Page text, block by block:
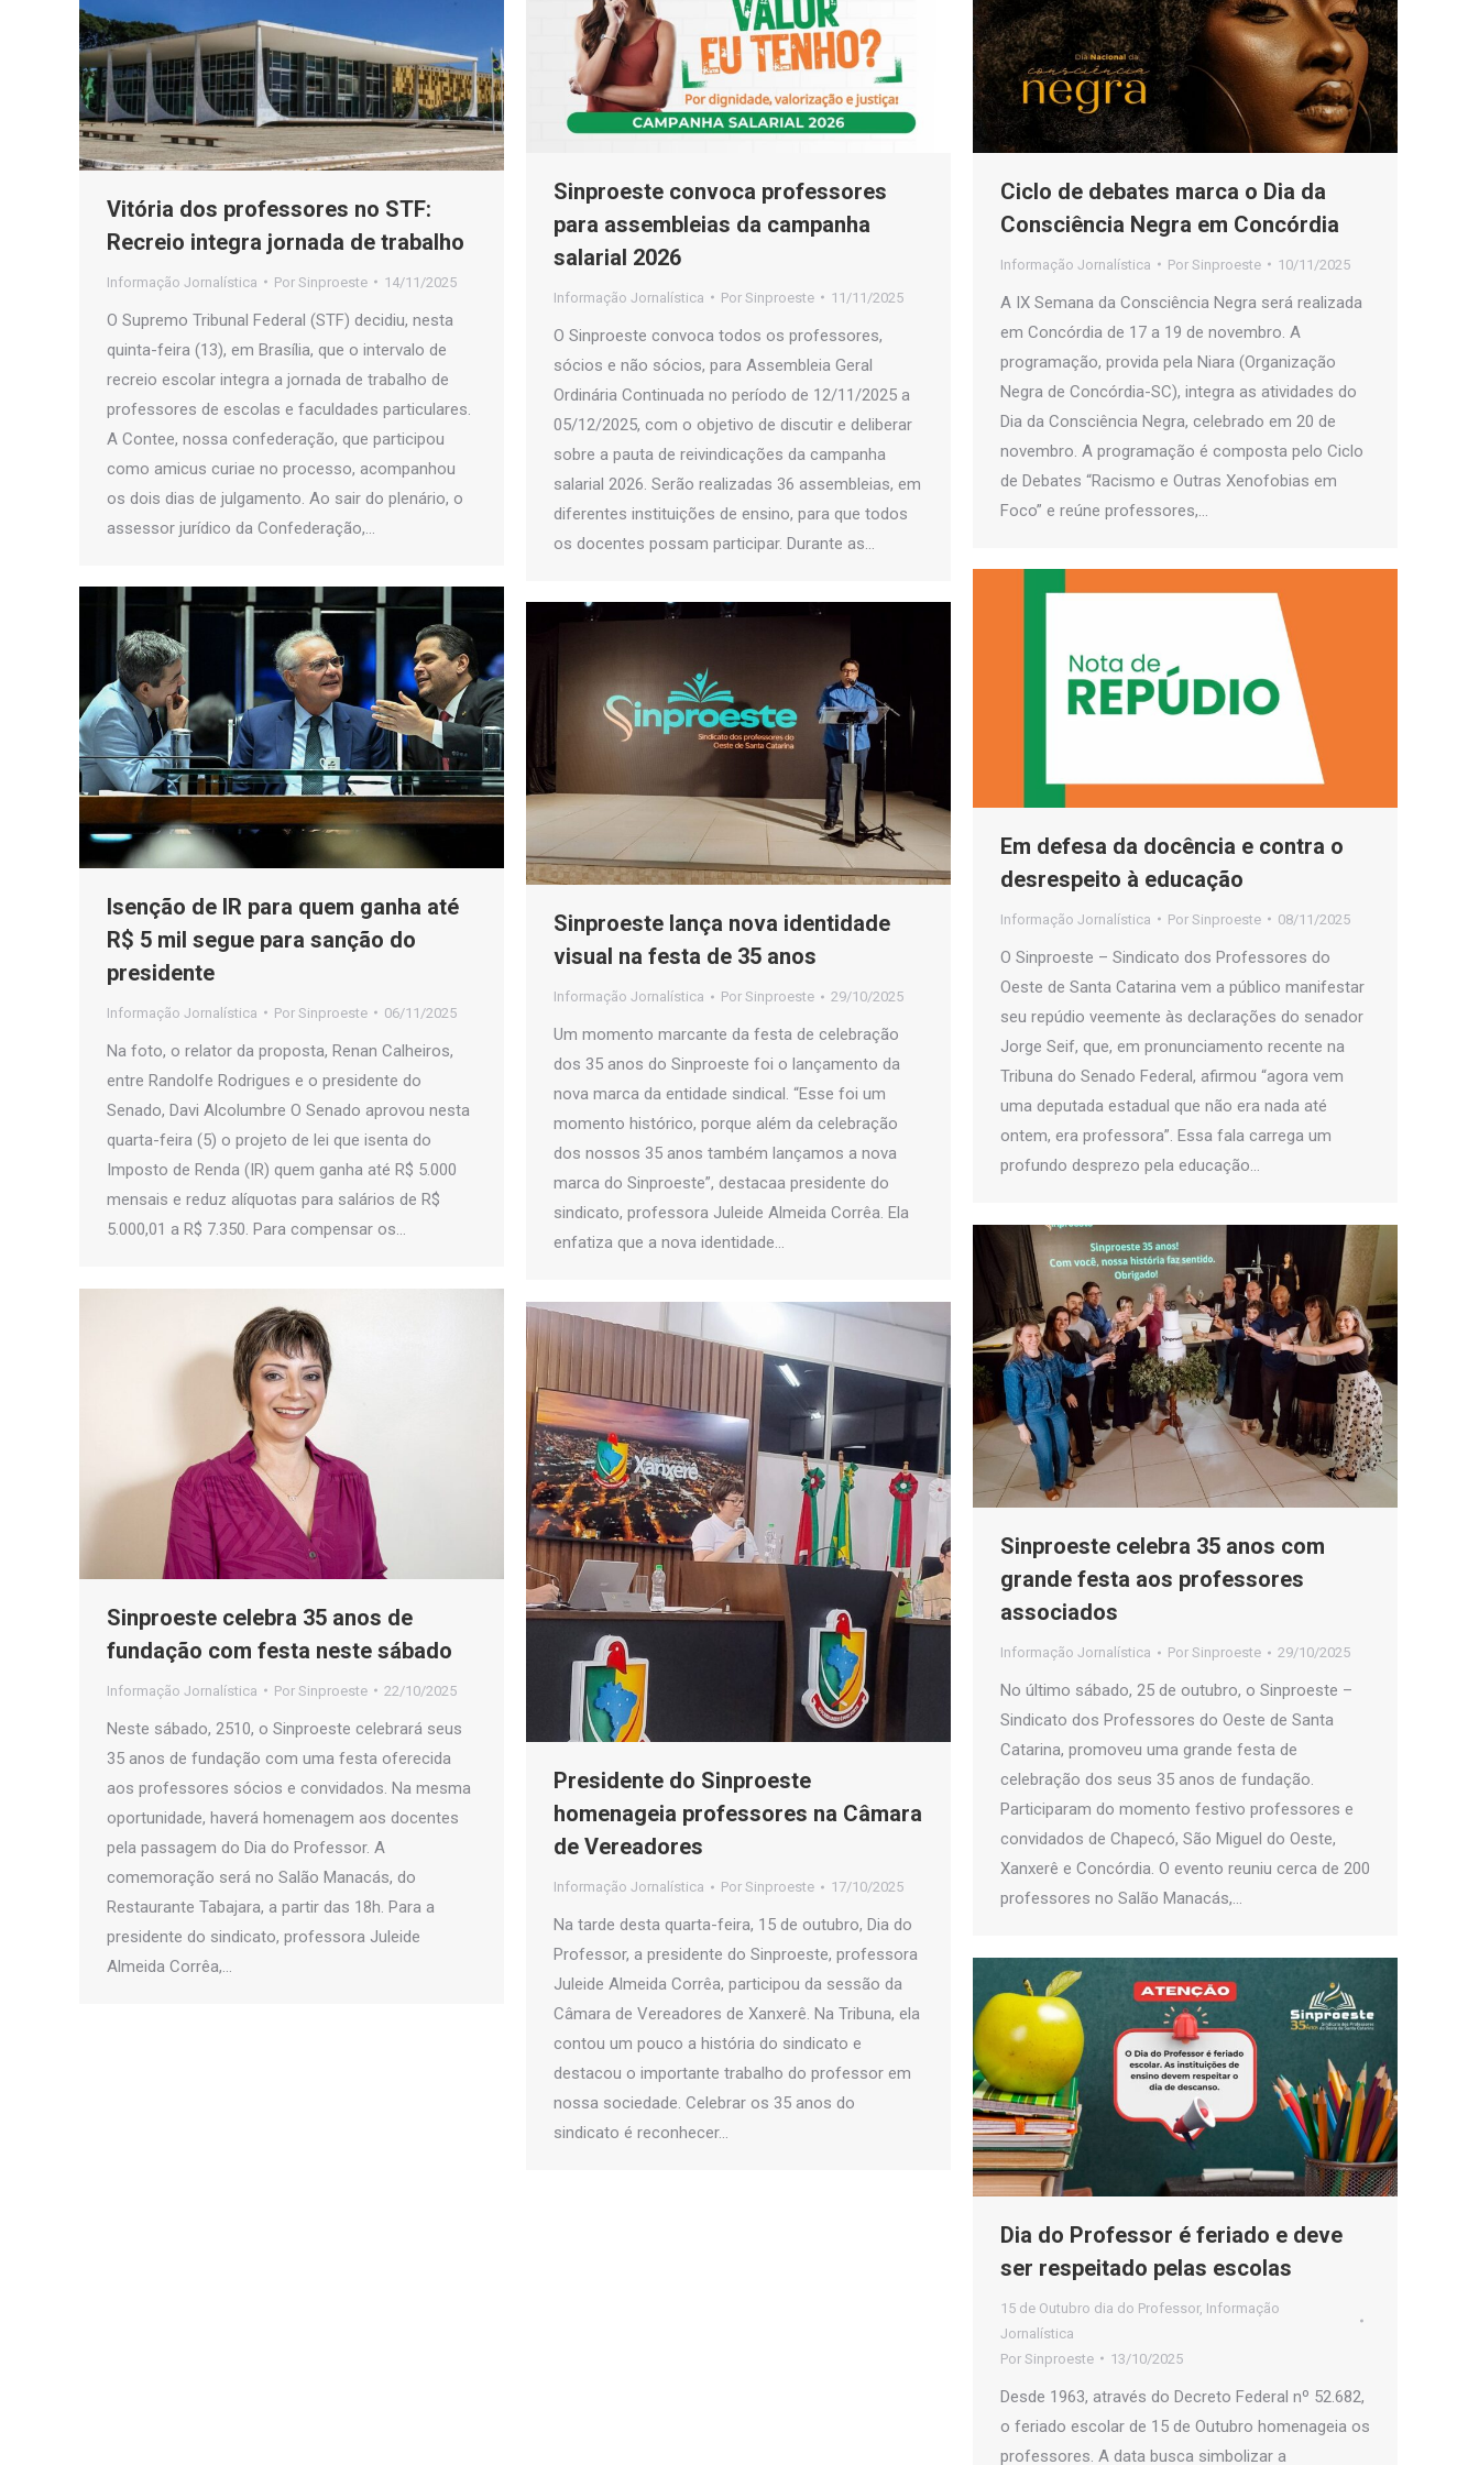
Vitória dos professores no STF:
Recreio integra jornada de trabalho
Informação Jornalística Por Sinproeste 14/11/2025
O Supremo Tribunal Federal (STF) decidiu, nesta
quinta-feira (13), em Brasília, que o intervalo de
recreio escolar integra a jornada de trabalho de
professores de escolas e faculdades particulares.
A Contee, nossa confederação, que participou
como amicus curiae no processo, acompanhou
os dois dias de julgamento. Ao sair do plenário, o
assessor jurídico da Confederação,…
Sinproeste convoca professores
para assembleias da campanha
salarial 2026
Informação Jornalística Por Sinproeste 11/11/2025
O Sinproeste convoca todos os professores,
sócios e não sócios, para Assembleia Geral
Ordinária Continuada no período de 12/11/2025 a
05/12/2025, com o objetivo de discutir e deliberar
sobre a pauta de reivindicações da campanha
salarial 2026. Serão realizadas 36 assembleias, em
diferentes instituições de ensino, para que todos
os docentes possam participar. Durante as…
Ciclo de debates marca o Dia da
Consciência Negra em Concórdia
Informação Jornalística Por Sinproeste 10/11/2025
A IX Semana da Consciência Negra será realizada
em Concórdia de 17 a 19 de novembro. A
programação, provida pela Niara (Organização
Negra de Concórdia-SC), integra as atividades do
Dia da Consciência Negra, celebrado em 20 de
novembro. A programação é composta pelo Ciclo
de Debates “Racismo e Outras Xenofobias em
Foco” e reúne professores,…
Em defesa da docência e contra o
desrespeito à educação
Informação Jornalística Por Sinproeste 08/11/2025
O Sinproeste – Sindicato dos Professores do
Oeste de Santa Catarina vem a público manifestar
seu repúdio veemente às declarações do senador
Jorge Seif, que, em pronunciamento recente na
Tribuna do Senado Federal, afirmou “agora vem
uma deputada estadual que não era nada até
ontem, era professora”. Essa fala carrega um
profundo desprezo pela educação…
Isenção de IR para quem ganha até
R$ 5 mil segue para sanção do
presidente
Informação Jornalística Por Sinproeste 06/11/2025
Na foto, o relator da proposta, Renan Calheiros,
entre Randolfe Rodrigues e o presidente do
Senado, Davi Alcolumbre O Senado aprovou nesta
quarta-feira (5) o projeto de lei que isenta do
Imposto de Renda (IR) quem ganha até R$ 5.000
mensais e reduz alíquotas para salários de R$
5.000,01 a R$ 7.350. Para compensar os…
Sinproeste lança nova identidade
visual na festa de 35 anos
Informação Jornalística Por Sinproeste 29/10/2025
Um momento marcante da festa de celebração
dos 35 anos do Sinproeste foi o lançamento da
nova marca da entidade sindical. “Esse foi um
momento histórico, porque além da celebração
dos nossos 35 anos também lançamos a nova
marca do Sinproeste”, destacaa presidente do
sindicato, professora Juleide Almeida Corrêa. Ela
enfatiza que a nova identidade…
Sinproeste celebra 35 anos com
grande festa aos professores
associados
Informação Jornalística Por Sinproeste 29/10/2025
No último sábado, 25 de outubro, o Sinproeste –
Sindicato dos Professores do Oeste de Santa
Catarina, promoveu uma grande festa de
celebração dos seus 35 anos de fundação.
Participaram do momento festivo professores e
convidados de Chapecó, São Miguel do Oeste,
Xanxerê e Concórdia. O evento reuniu cerca de 200
professores no Salão Manacás,…
Sinproeste celebra 35 anos de
fundação com festa neste sábado
Informação Jornalística Por Sinproeste 22/10/2025
Neste sábado, 2510, o Sinproeste celebrará seus
35 anos de fundação com uma festa oferecida
aos professores sócios e convidados. Na mesma
oportunidade, haverá homenagem aos docentes
pela passagem do Dia do Professor. A
comemoração será no Salão Manacás, do
Restaurante Tabajara, a partir das 18h. Para a
presidente do sindicato, professora Juleide
Almeida Corrêa,…
Presidente do Sinproeste
homenageia professores na Câmara
de Vereadores
Informação Jornalística Por Sinproeste 17/10/2025
Na tarde desta quarta-feira, 15 de outubro, Dia do
Professor, a presidente do Sinproeste, professora
Juleide Almeida Corrêa, participou da sessão da
Câmara de Vereadores de Xanxerê. Na Tribuna, ela
contou um pouco a história do sindicato e
destacou o importante trabalho do professor em
nossa sociedade. Celebrar os 35 anos do
sindicato é reconhecer…
Dia do Professor é feriado e deve
ser respeitado pelas escolas
15 de Outubro dia do Professor, Informação
Jornalística
Por Sinproeste 13/10/2025
Desde 1963, através do Decreto Federal nº 52.682,
o feriado escolar de 15 de Outubro homenageia os
professores. A data busca simbolizar a